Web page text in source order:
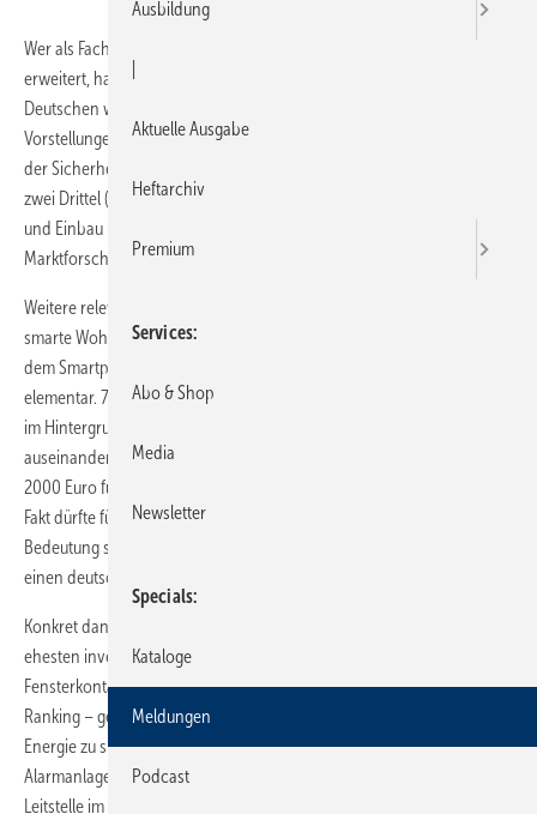
Wer als Fachhandwerker sein Leistungsspektrum mit Smart Home
erweitert, hat gute Chancen, künftig zu profitieren. Denn 74 % der
Deutschen würden gerne in einem Smart Home nach ihren
Vorstellungen leben und legen dabei Wert auf die Aspekte Erhöhung
der Sicherheit, Energieersparnis und Komfortsteigerung. Annähernd
zwei Drittel (61 %) würden von vornherein einem Fachmann Beratung
und Einbau überlassen. Das ist das Ergebnis einer Studie des
Marktforschungsinstituts YouGov im Auftrag von Coqon.
Weitere relevante Ergebnisse der Studie: Für 63 % der Befragten sind
smarte Wohnungen bald so selbstverständlich wie der Umgang mit
dem Smartphone. Für 83 % sind Datensicherheit und Datenschutz
elementar. 79 % erwarten, dass die Technik einfach und unkompliziert
im Hintergrund läuft, ohne dass sie sich selbst damit
auseinandersetzen müssen. Fast jeder Vierte (23 %) ist bereit, mehr als
2000 Euro für den Smart-Home-Ausbau zu investieren – auch dieser
Fakt dürfte für den Fachhandwerker und den möglichen Umsatz von
Bedeutung sein. Annähernd zwei von drei Befragten (63 %) würden
einen deutschen Anbieter bevorzugen.
Konkret danach gefragt, in welche Bereiche die Verbraucher am
ehesten investieren würden, standen Sicherheitslösungen wie
Fensterkontakte, Rauch- und Wassermelder mit 48 % ganz oben im
Ranking – gefolgt von der intelligenten Vernetzung der Heizung, um
Energie zu sparen (44 %). Für jeweils 39 % haben Kameras und
Alarmanlagen sowie die Alarmierung der Bewohner oder einer
Leitstelle im Notfall Priorität. 32 % entschieden sich für
Ausbildung
Aktuelle Ausgabe
Heftarchiv
Premium
Services
Abo & Shop
Media
Newsletter
Specials
Kataloge
Meldungen
Podcast